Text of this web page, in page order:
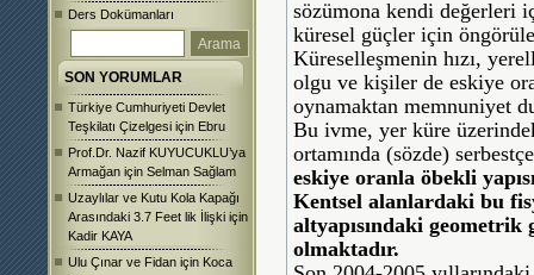
Ders Dokümanları
SON YORUMLAR
Türkiye Cumhuriyeti Devlet
Teşkilatı Çizelgesi için Ebru
Prof.Dr. Nazif KUYUCUKLU’ya
Armağan için Selman Sağlam
Uzaylılar ve Kutu Kola Kapağı
Arasındaki 3.7 Feet lik İlişki için
Kadir KAYA
Ulu Çınar ve Fidan için Koca
sözümona kendi değerleri
küresel güçler için
Küreselleşmenin hızı,
olgu ve kişiler de eskiye
oynamaktan memnuniyet
Bu ivme, yer küre
ortamında (sözde)
eskiye oranla öbekli
Kentsel alanlardaki bu
altyapısındaki
olmaktadır.